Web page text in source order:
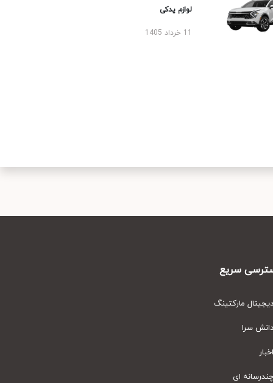
لوازم یدکی
سریع
مارکتینگ
سرا
ای